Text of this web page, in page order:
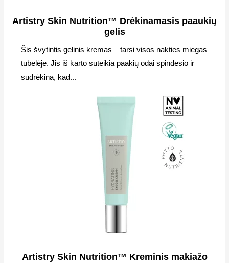
Artistry Skin Nutrition™ Drėkinamasis paaukių
gelis
Šis švytintis gelinis kremas – tarsi visos nakties miegas
tūbelėje. Jis iš karto suteikia paakių odai spindesio ir
sudrėkina, kad...
Artistry Skin Nutrition™ Kreminis makiažo